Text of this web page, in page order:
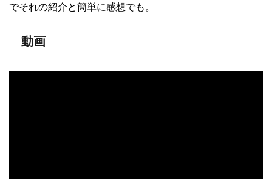
でそれの紹介と簡単に感想でも。
動画